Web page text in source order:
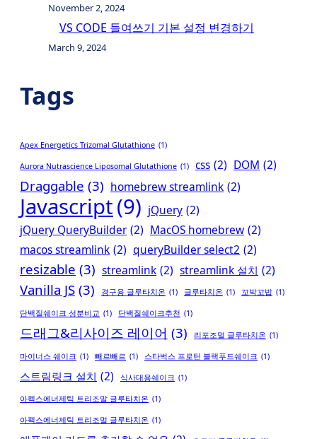
November 2, 2024
VS CODE 들여쓰기 기본 설정 변경하기
March 9, 2024
Tags
Apex Energetics Trizomal Glutathione (1)
Aurora Nutrascience Liposomal Glutathione (1) css (2) DOM (2)
Draggable (3) homebrew streamlink (2)
Javascript(9) jQuery (2)
jQuery QueryBuilder (2) MacOS homebrew (2)
macos streamlink (2) queryBuilder select2 (2)
resizable (3) streamlink (2) streamlink 설치 (2)
Vanilla JS (3) 경구용 글루타치온 (1) 글루타치온 (1) 꼬박꼬밥 (1)
단백질쉐이크 성분비교 (1) 단백질쉐이크추천 (1)
드래그&리사이즈 레이어 (3) 리포조멀 글루타치온 (1)
마이너스 쉐이크 (1) 빼르빼르 (1) 스타벅스 프로틴 블랙푸드쉐이크 (1)
스트림링크 설치 (2) 식사대용쉐이크 (1)
아펙스에너제틱 트리조말 글루타치온 (1)
아펙스에너제틱 트리조멀 글루타치온 (1)